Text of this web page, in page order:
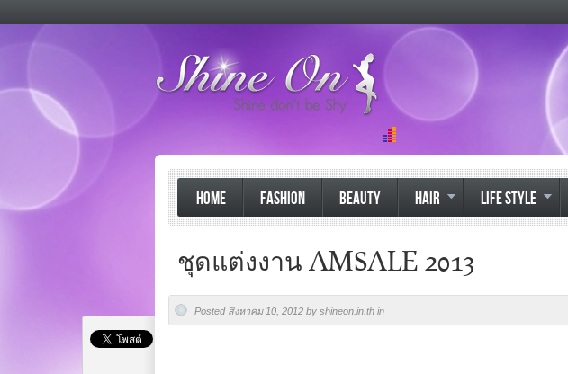
HOME FASHION BEAUTY HAIR LIFE STYLE
ชุดแต่งงาน AMSALE 2013
Posted สิงหาคม 10, 2012 by shineon.in.th in